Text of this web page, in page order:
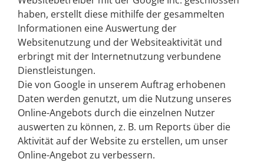
haben, erstellt diese mithilfe der gesammelten
Informationen eine Auswertung der
Websitenutzung und der Websiteaktivität und
erbringt mit der Internetnutzung verbundene
Dienstleistungen.
Die von Google in unserem Auftrag erhobenen
Daten werden genutzt, um die Nutzung unseres
Online-Angebots durch die einzelnen Nutzer
auswerten zu können, z. B. um Reports über die
Aktivität auf der Website zu erstellen, um unser
Online-Angebot zu verbessern.